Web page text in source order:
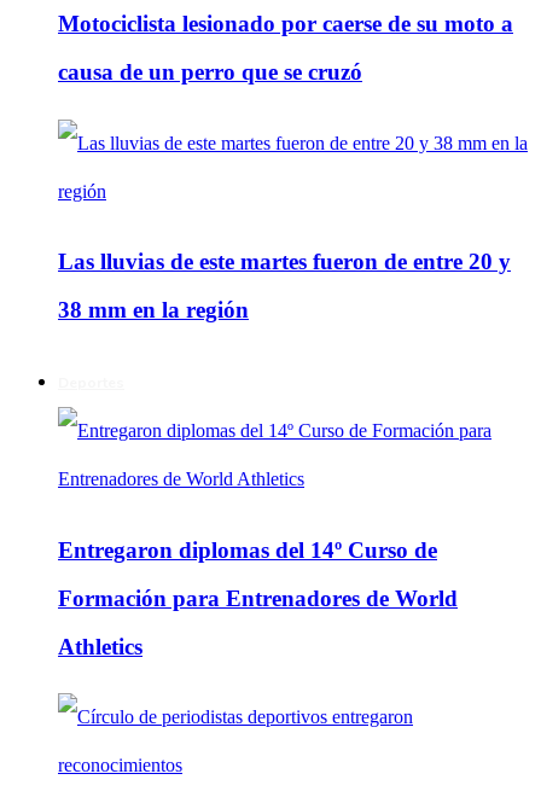
Motociclista lesionado por caerse de su moto a
causa de un perro que se cruzó
Las lluvias de este martes fueron de entre 20 y
38 mm en la región
Entregaron diplomas del 14º Curso de
Formación para Entrenadores de World
Athletics